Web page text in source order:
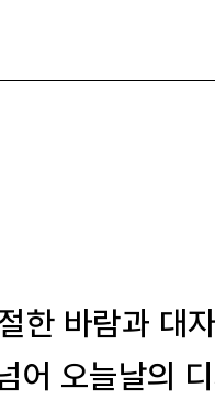
한 바람과 대
어 오늘날의